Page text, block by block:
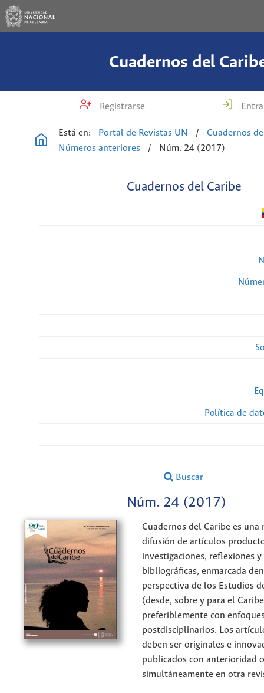
Cuadernos del
Registrarse
Está en: Portal de Revistas UN /
Cuadernos
Números anteriores
/ Núm. 24 (2017)
Cuadernos del Caribe
Política de
Buscar
Núm. 24 (2017)
Cuadernos del Caribe es una
difusión de artículos
investigaciones, reflexiones
bibliográficas, enmarcada
perspectiva de los Estudios
(desde, sobre y para el
preferiblemente con
postdisciplinarios. Los
deben ser originales e
publicados con anterioridad
simultáneamente en otra